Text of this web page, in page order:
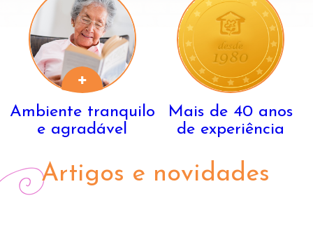
Ambiente tranquilo
e agradável
Mais de 40 anos
de experiência
Artigos e novidades